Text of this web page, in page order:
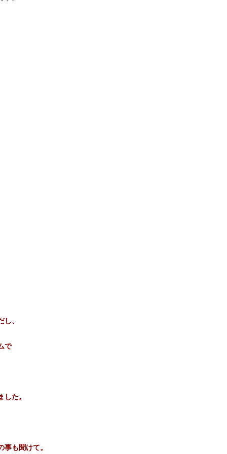
、
で
た。
も聞けて。